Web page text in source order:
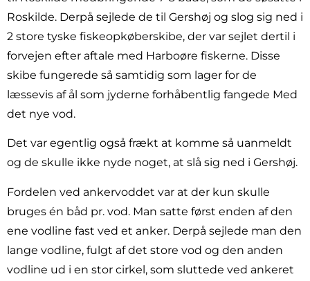
Roskilde. Derpå sejlede de til Gershøj og slog sig ned i
2 store tyske fiskeopkøberskibe, der var sejlet dertil i
forvejen efter aftale med Harboøre fiskerne. Disse
skibe fungerede så samtidig som lager for de
læssevis af ål som jyderne forhåbentlig fangede Med
det nye vod.
Det var egentlig også frækt at komme så uanmeldt
og de skulle ikke nyde noget, at slå sig ned i Gershøj.
Fordelen ved ankervoddet var at der kun skulle
bruges én båd pr. vod. Man satte først enden af den
ene vodline fast ved et anker. Derpå sejlede man den
lange vodline, fulgt af det store vod og den anden
vodline ud i en stor cirkel, som sluttede ved ankeret